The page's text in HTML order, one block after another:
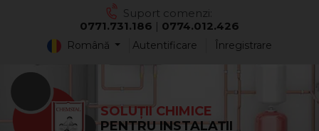
Suport comenzi:
0771.731.186 | 0774.012.426
Română Autentificare Înregistrare
SOLUȚII CHIMICE
PENTRU INSTALAȚII